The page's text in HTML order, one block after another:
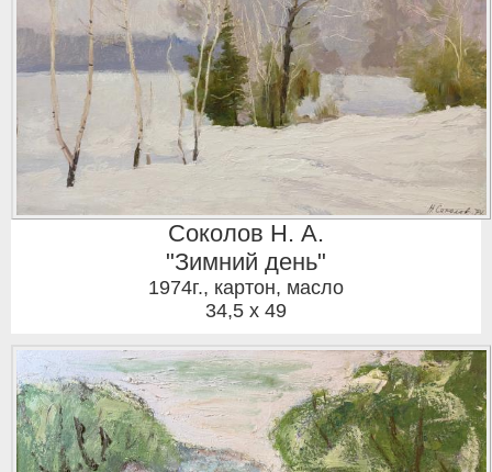
Соколов Н. А.
"Зимний день"
1974г., картон, масло
34,5 x 49